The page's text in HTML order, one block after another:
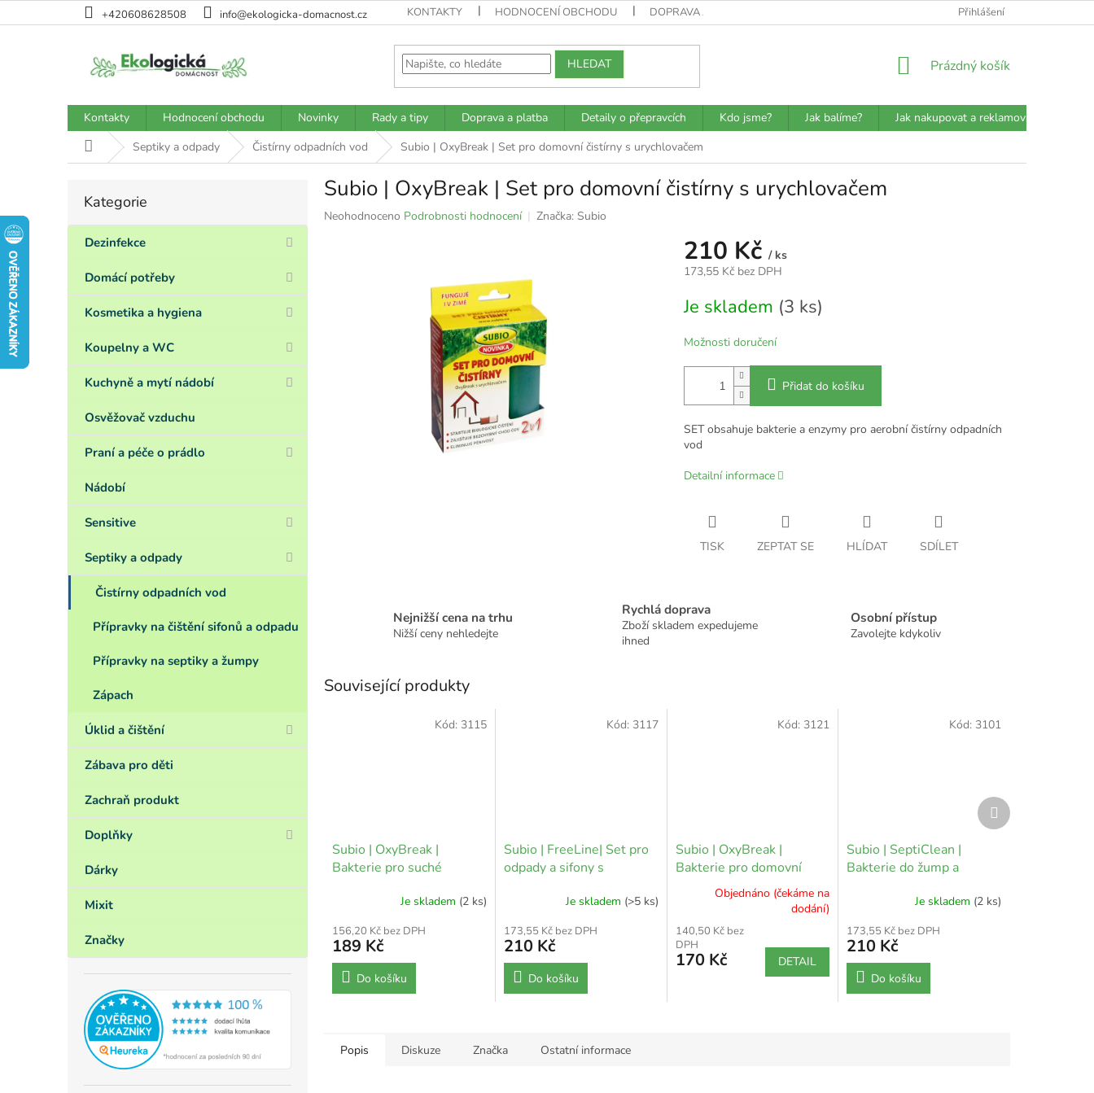
na
+420608628508 info@ekologicka-domacnost.cz KONTAKTY HODNOCENÍ OBCHODU DOPRAVA A PLATBA JAK BALÍME?
Přihlášení
HLEDAT
NÁKUPNÍ
Prázdný košík
Kontakty Hodnocení obchodu Novinky Rady a tipy Doprava a platba Detaily o přepravcích Kdo jsme? Jak balíme? Jak nakupovat a reklamovat?
Domů Septiky a odpady Čistírny odpadních vod Subio | OxyBreak | Set pro domovní čistírny s urychlovačem
s
r
n
í
a
e
Přeskočit
Kategorie
Dezinfekce
Domácí potřeby
Kosmetika a hygiena
Koupelny a WC
Kuchyně a mytí nádobí
Osvěžovač vzduchu
Praní a péče o prádlo
Nádobí
Sensitive
Septiky a odpady
Čistírny odpadních vod
Přípravky na čištění sifonů a odpadu
Přípravky na septiky a žumpy
Zápach
Úklid a čištění
Zábava pro děti
Zachraň produkt
Doplňky
Dárky
Mixit
Značky
Subio | OxyBreak | Set pro domovní čistírny s urychlovačem
Průměrné
Neohodnoceno Podrobnosti hodnocení Značka: Subio
210 Kč / ks
173,55 Kč bez DPH
cena:
Je skladem (3 ks)
Možnosti doručení
Přidat do košíku
SET obsahuje bakterie a enzymy pro aerobní čistírny odpadních
vod
Detailní informace
TISK ZEPTAT SE HLÍDAT SDÍLET
Nejnižší cena na trhu
Nižší ceny nehledejte
Rychlá doprava
Zboží skladem expedujeme
ihned
Osobní přístup
Zavolejte kdykoliv
Související produkty
Subio | OxyBreak |
Bakterie pro suché
Je skladem (2 ks)
156,20 Kč bez DPH
189 Kč
Do košíku
Kód: 3115
Subio | FreeLine| Set pro
odpady a sifony s
Je skladem (>5 ks)
173,55 Kč bez DPH
210 Kč
Do košíku
Kód: 3117
Subio | OxyBreak |
Bakterie pro domovní
Objednáno (čekáme na
dodání)
140,50 Kč bez
DPH
170 Kč DETAIL
Kód: 3121
Subio | SeptiClean |
Bakterie do žump a
urychlovačemJe skladem (2 ks)
173,55 Kč bez DPH
210 Kč
Do košíku
Kód: 3101
Další
produkt
Popis Diskuze Značka Ostatní informace